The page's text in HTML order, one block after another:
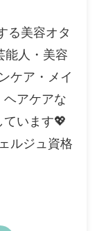
る美容オタ
能人・美容
ケア・メイ
ヘアケアな
います💖
ルジュ資格